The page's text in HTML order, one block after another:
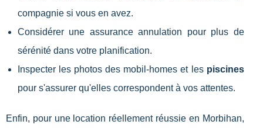
compagnie si vous en avez.
Considérer une assurance annulation pour plus de
sérénité dans votre planification.
Inspecter les photos des mobil-homes et les piscines
pour s'assurer qu'elles correspondent à vos attentes.
Enfin, pour une location réellement réussie en Morbihan,